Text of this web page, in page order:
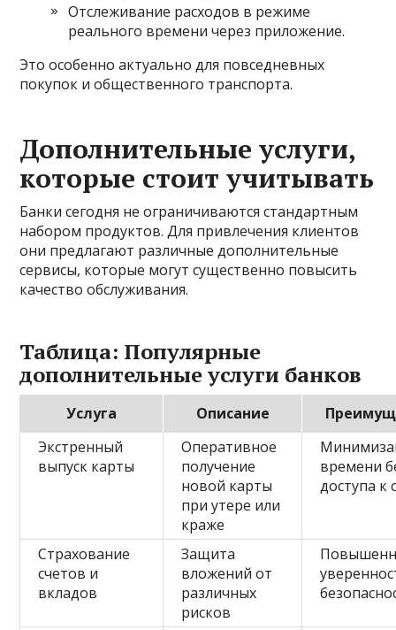
Отслеживание расходов в режиме
реального времени через приложение.
Это особенно актуально для повседневных
покупок и общественного транспорта.
Дополнительные услуги,
которые стоит учитывать
Банки сегодня не ограничиваются стандартным
набором продуктов. Для привлечения клиентов
они предлагают различные дополнительные
сервисы, которые могут существенно повысить
качество обслуживания.
Таблица: Популярные
дополнительные услуги банков
Услуга Описание
Экстренный
выпуск карты
Оперативное
получение
новой карты
при утере или
краже
времени
доступа к
Страхование
счетов и
вкладов
Защита
вложений от
различных
рисков